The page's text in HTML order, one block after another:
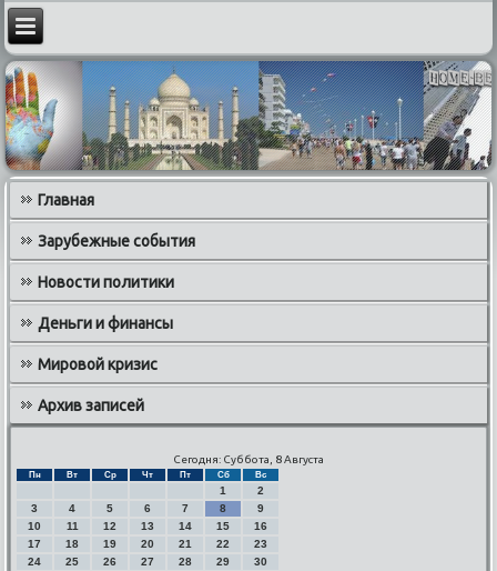
Главная
Зарубежные события
Новости политики
Деньги и финансы
Мировой кризис
Архив записей
Сегодня: Суббота, 8 Августа
Пн Вт Ср Чт Пт Сб Вс
1
2
3
4 5 6 7 8
9
10
11 12 13 14 15
16
17
18 19 20 21 22
23
24
25 26 27 28 29
30